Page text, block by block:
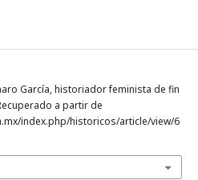
García, historiador feminista de fin
a partir de
index.php/historicos/article/view/6